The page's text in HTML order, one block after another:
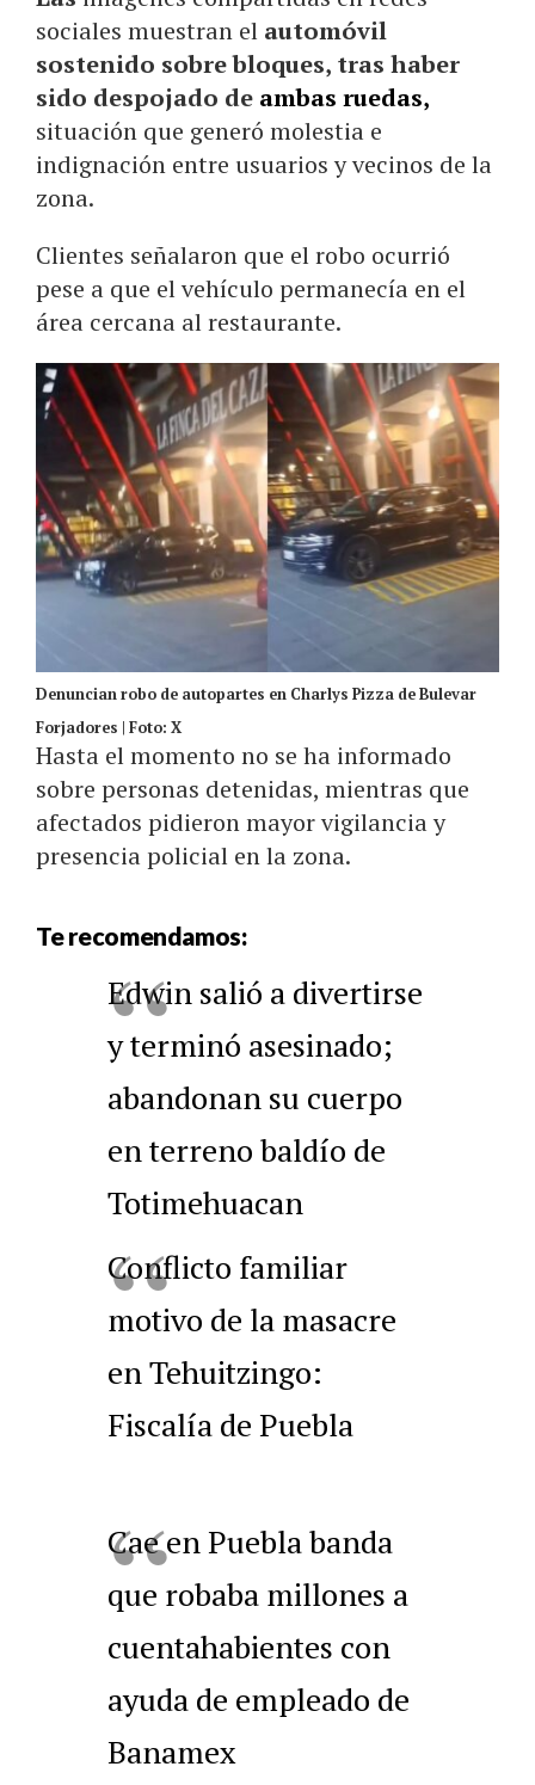
sociales muestran el automóvil
sostenido sobre bloques, tras haber
sido despojado de ambas ruedas,
situación que generó molestia e
indignación entre usuarios y vecinos de la
zona.
Clientes señalaron que el robo ocurrió
pese a que el vehículo permanecía en el
área cercana al restaurante.
Denuncian robo de autopartes en Charlys Pizza de Bulevar
Forjadores | Foto: X
Hasta el momento no se ha informado
sobre personas detenidas, mientras que
afectados pidieron mayor vigilancia y
presencia policial en la zona.
Te recomendamos:
Edwin salió a divertirse
y terminó asesinado;
abandonan su cuerpo
en terreno baldío de
Totimehuacan
Conflicto familiar
motivo de la masacre
en Tehuitzingo:
Fiscalía de Puebla
Cae en Puebla banda
que robaba millones a
cuentahabientes con
ayuda de empleado de
Banamex